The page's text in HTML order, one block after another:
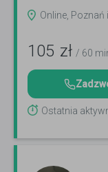
Online, Poznań
105 zł / 60
Ostatnia